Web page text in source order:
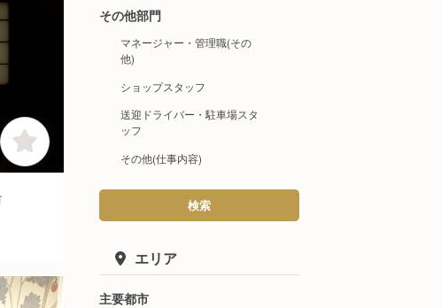
その他部門
マネージャー・管理職(その
他)
ショップスタッフ
送迎ドライバー・駐車場スタ
ッフ
その他(仕事内容)
検索
エリア
主要都市